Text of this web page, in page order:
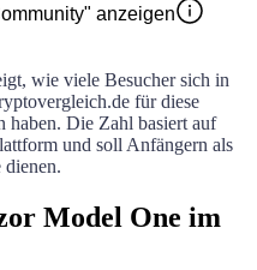
anzeigen
wie viele Besucher sich in
für diese
haben. Die Zahl basiert auf
und soll Anfängern als
Model One im